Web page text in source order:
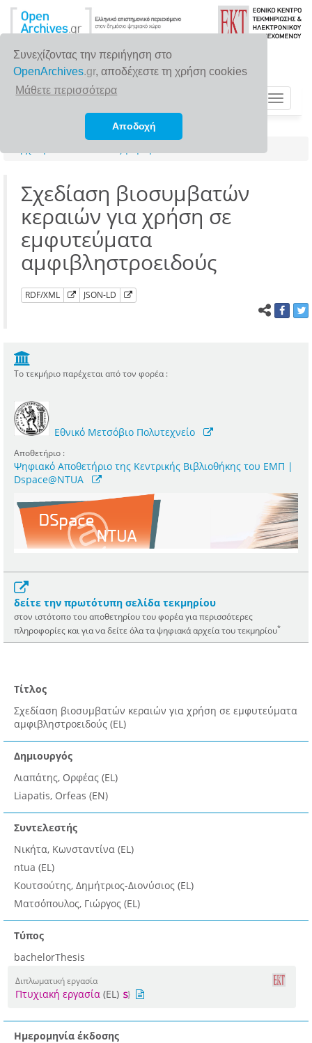
Συνεχίζοντας την περιήγηση στο
OpenArchives.gr, αποδέχεστε τη χρήση cookies
Μάθετε περισσότερα
Αποδοχή
Toggle
Σχεδίαση βιοσυμβατών
κεραιών για χρήση σε
εμφυτεύματα
αμφιβληστροειδούς
RDF/XML JSON-LD
Το τεκμήριο παρέχεται από τον φορέα :
Εθνικό Μετσόβιο Πολυτεχνείο
Αποθετήριο :
Ψηφιακό Αποθετήριο της Κεντρικής Βιβλιοθήκης του ΕΜΠ |
Dspace@NTUA
δείτε την πρωτότυπη σελίδα τεκμηρίου
στον ιστότοπο του αποθετηρίου του φορέα για περισσότερες
πληροφορίες και για να δείτε όλα τα ψηφιακά αρχεία του τεκμηρίου*
Τίτλος
Σχεδίαση βιοσυμβατών κεραιών για χρήση σε εμφυτεύματα
αμφιβληστροειδούς (EL)
Δημιουργός
Λιαπάτης, Ορφέας (EL)
Liapatis, Orfeas (EN)
Συντελεστής
Νικήτα, Κωνσταντίνα (EL)
ntua (EL)
Κουτσούτης, Δημήτριος-Διονύσιος (EL)
Ματσόπουλος, Γιώργος (EL)
Τύπος
bachelorThesis
Διπλωματική εργασία
Πτυχιακή εργασία (EL)
Ημερομηνία έκδοσης